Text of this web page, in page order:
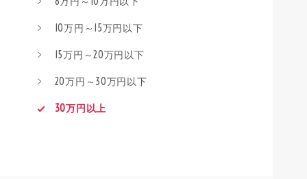
10万円～15万円以下
15万円～20万円以下
20万円～30万円以下
30万円以上